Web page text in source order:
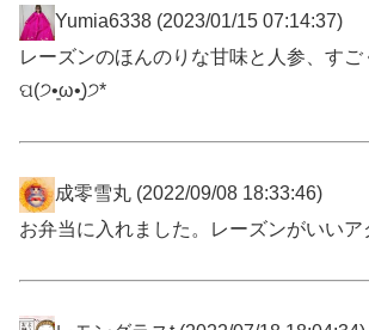
Yumia6338 (2023/01/15 07:14:37)
レーズンのほんのりな甘味と人参、すご
ପ(੭•͈ω•͈)੭*
成零雪丸 (2022/09/08 18:33:46)
お弁当に入れました。レーズンがいいア